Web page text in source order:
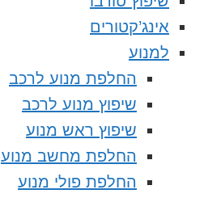
אינג’קטורים
למנוע
החלפת מנוע לרכב
שיפוץ מנוע לרכב
שיפוץ ראש מנוע
החלפת מחשב מנוע
החלפת פולי מנוע